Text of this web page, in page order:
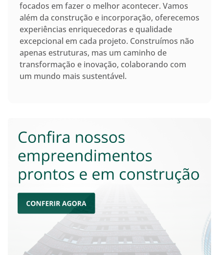
focados em fazer o melhor acontecer. Vamos
além da construção e incorporação, oferecemos
experiências enriquecedoras e qualidade
excepcional em cada projeto. Construímos não
apenas estruturas, mas um caminho de
transformação e inovação, colaborando com
um mundo mais sustentável.